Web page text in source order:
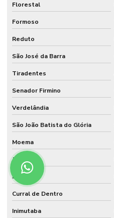
Florestal
Formoso
Reduto
São José da Barra
Tiradentes
Senador Firmino
Verdelândia
São João Batista do Glória
Moema
Jacuí
Munhoz
Curral de Dentro
Inimutaba